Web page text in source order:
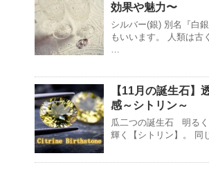
効果や魅力〜
シルバー(銀) 別名『白
もいいます。 人類は古
…
【11月の誕生石】
感～シトリン～
瓜二つの誕生石 明る
輝く【シトリン】。 同